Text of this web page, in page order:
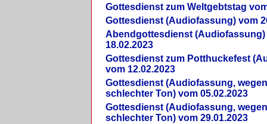
Gottesdienst zum Weltgebtstag
Gottesdienst (Audiofassung) vom
Abendgottesdienst (Audiofassung)
18.02.2023
Gottesdienst zum Potthuckefest
vom 12.02.2023
Gottesdienst (Audiofassung,
schlechter Ton) vom 05.02.2023
Gottesdienst (Audiofassung,
schlechter Ton) vom 29.01.2023